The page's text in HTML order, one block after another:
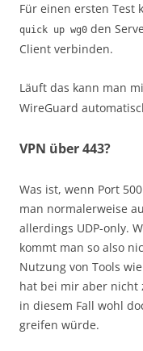
Für einen ersten Test
quick up wg0 den
Client verbinden.
Läuft das kann man
WireGuard
VPN über 443?
Was ist, wenn Port
man normalerweise
allerdings UDP-only.
kommt man so also
Nutzung von Tools
hat bei mir aber nicht
in diesem Fall wohl
greifen würde.